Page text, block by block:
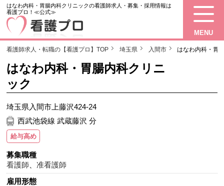
はなわ内科・胃腸内科クリニックの看護師求人・募集・採用情報は
看護プロ！≪公式≫
MENU
看護師求人・転職の【看護プロ】TOP 埼玉県 入間市 はなわ内科・胃
はなわ内科・胃腸内科クリニ
ック
埼玉県入間市上藤沢424-24
西武池袋線 武蔵藤沢 分
給与高め
募集職種
看護師 、准看護師
雇用形態